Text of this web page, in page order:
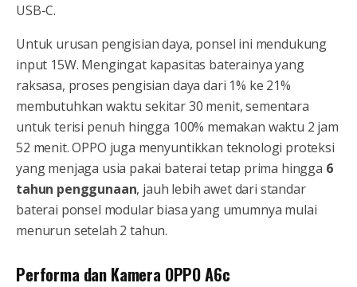
USB-C.
Untuk urusan pengisian daya, ponsel ini mendukung
input 15W. Mengingat kapasitas baterainya yang
raksasa, proses pengisian daya dari 1% ke 21%
membutuhkan waktu sekitar 30 menit, sementara
untuk terisi penuh hingga 100% memakan waktu 2 jam
52 menit. OPPO juga menyuntikkan teknologi proteksi
yang menjaga usia pakai baterai tetap prima hingga 6
tahun penggunaan, jauh lebih awet dari standar
baterai ponsel modular biasa yang umumnya mulai
menurun setelah 2 tahun.
Performa dan Kamera OPPO A6c